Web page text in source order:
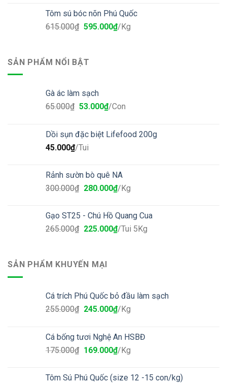
Tôm sú bóc nõn Phú Quốc
615.000₫ 595.000₫/Kg
SẢN PHẨM NỔI BẬT
Gà ác làm sạch
65.000₫ 53.000₫/Con
Dồi sụn đặc biệt Lifefood 200g
45.000₫/Tui
Rảnh sườn bò quê NA
300.000₫ 280.000₫/Kg
Gạo ST25 - Chú Hồ Quang Cua
265.000₫ 225.000₫/Tui 5Kg
SẢN PHẨM KHUYẾN MẠI
Cá trích Phú Quốc bỏ đầu làm sạch
255.000₫ 245.000₫/Kg
Cá bống tươi Nghệ An HSBĐ
175.000₫ 169.000₫/Kg
Tôm Sú Phú Quốc (size 12 -15 con/kg)